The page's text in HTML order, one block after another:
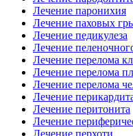
Лечение паронихия
Лечение паховых
Лечение педикулеза
Лечение
Лечение перелома
Лечение перелома
Лечение перелома
Лечение
Лечение перитонита
Лечение
Лечение перхоти